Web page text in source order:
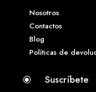
Nosotros
Contactos
Blog
Políticas de
\ Suscríbete